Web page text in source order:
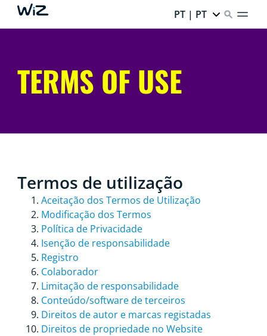
PT | PT
TERMS OF USE
Termos de utilização
Aceitação dos Termos de Utilização
Modificação dos Termos
Política de Privacidade
Isenção de responsabilidade
Registro
Colaborador
Limitação de responsabilidade
Conteúdo/software de terceiros
Direitos de autor e marcas registadas
Direitos de propriedade no Website